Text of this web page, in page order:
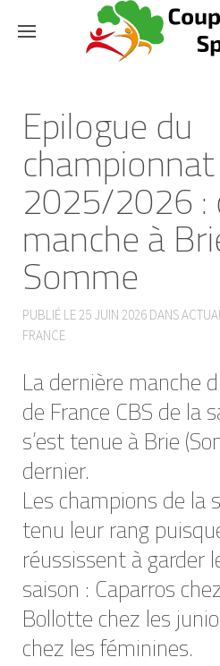
Epilogue du
2025/2026 :
manche à
Somme
PUBLIÉ LE25 JUIN 2026 DANS
FRANCE
La dernière manche
de France CBS de
s’est tenue à Brie
dernier.
Les champions de la
tenu leur rang
réussissent à garder
saison : Caparros
Bollotte chez les
chez les féminines.